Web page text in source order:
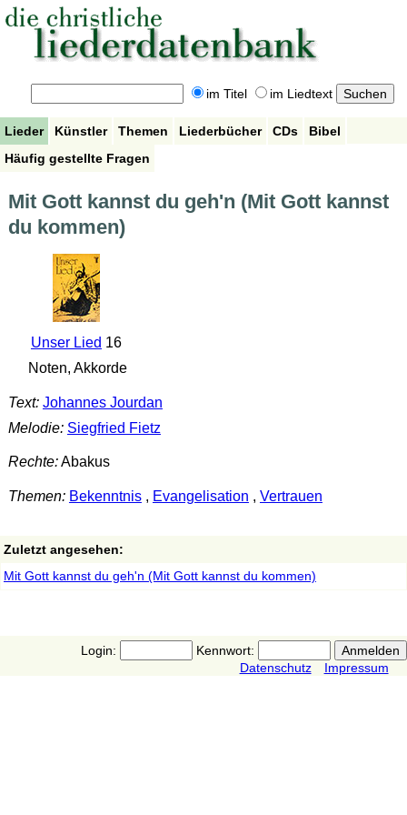
im Titel im Liedtext
Lieder Künstler Themen Liederbücher CDs
Bibel
Häufig gestellte Fragen
Mit Gott kannst du geh'n (Mit Gott kannst
du kommen)
Unser Lied 16
Noten, Akkorde
Text: Johannes Jourdan
Melodie: Siegfried Fietz
Rechte:Abakus
Themen: Bekenntnis, Evangelisation , Vertrauen
Zuletzt angesehen:
Mit Gott kannst du geh'n (Mit Gott kannst du kommen)
Login:
Kennwort:
Datenschutz
Impressum